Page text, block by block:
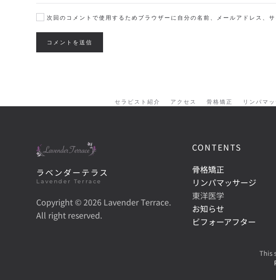
次回のコメントで使用するためブラウザーに自分の名前、メールアドレス、サ
コメントを送信
セラピスト紹介 アクセス 骨格矯正 リンパマ
ラベンダーテラス
Lavender Terrace
Copyright ©2026 Lavender Terrace.
All right reserved.
CONTENTS
骨格矯正
リンパマッサージ
東洋医学
お知らせ
ビフォーアフター
This